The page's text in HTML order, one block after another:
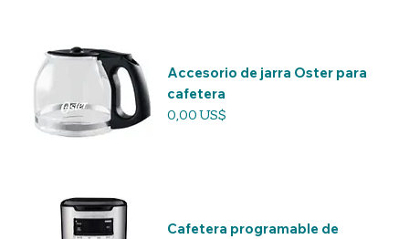
Accesorio de jarra Oster para
cafetera
Precio
0,00 US$
Cafetera programable de